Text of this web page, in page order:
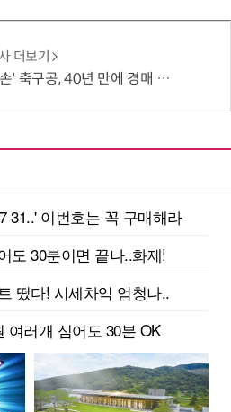
더보기
년 만에 경매 나온다…“예상 낙찰가 141억”